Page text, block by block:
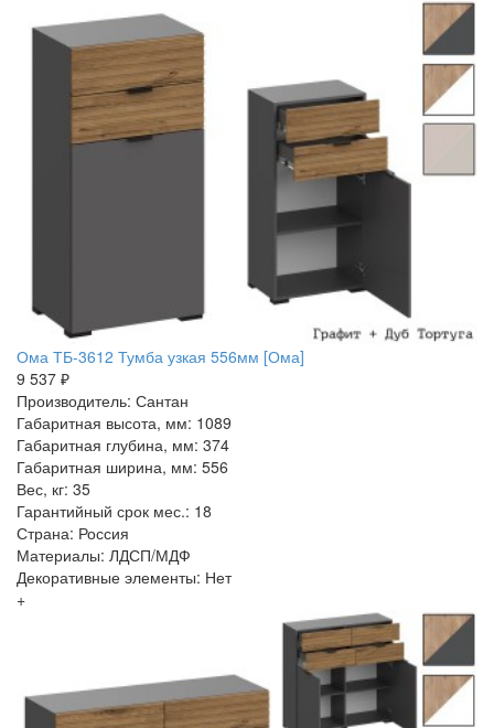
Ома ТБ-3612 Тумба узкая 556мм [Ома]
9 537 ₽
Производитель: Сантан
Габаритная высота, мм: 1089
Габаритная глубина, мм: 374
Габаритная ширина, мм: 556
Вес, кг: 35
Гарантийный срок мес.: 18
Страна: Россия
Материалы: ЛДСП/МДФ
Декоративные элементы: Нет
+